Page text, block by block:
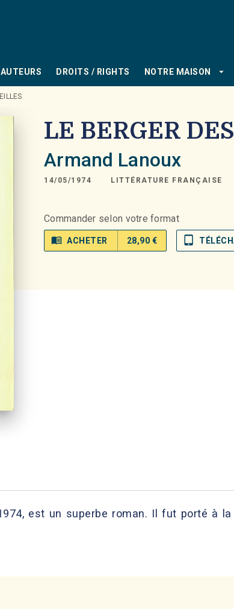
AUTEURS DROITS / RIGHTS NOTRE MAISON arrow_drop_down
LE BERGER
Armand Lanoux
14/05/1974 LITTÉRATURE FRANÇAISE
Commander selon votre format
menu_book ACHETER 28,90 € tablet_mac
est un superbe roman. Il fut porté à